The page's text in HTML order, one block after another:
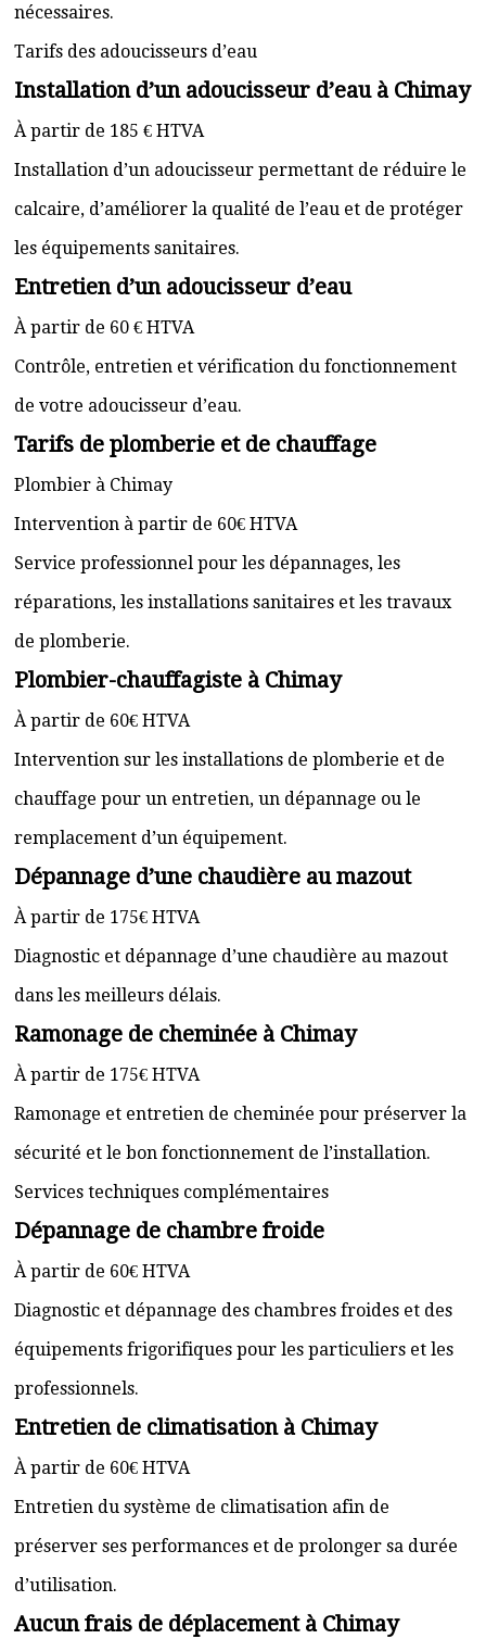
nécessaires.
Tarifs des adoucisseurs d’eau
Installation d’un adoucisseur d’eau à Chimay
À partir de 185 € HTVA
Installation d’un adoucisseur permettant de réduire le
calcaire, d’améliorer la qualité de l’eau et de protéger
les équipements sanitaires.
Entretien d’un adoucisseur d’eau
À partir de 60 € HTVA
Contrôle, entretien et vérification du fonctionnement
de votre adoucisseur d’eau.
Tarifs de plomberie et de chauffage
Plombier à Chimay
Intervention à partir de 60€ HTVA
Service professionnel pour les dépannages, les
réparations, les installations sanitaires et les travaux
de plomberie.
Plombier-chauffagiste à Chimay
À partir de 60€ HTVA
Intervention sur les installations de plomberie et de
chauffage pour un entretien, un dépannage ou le
remplacement d’un équipement.
Dépannage d’une chaudière au mazout
À partir de 175€ HTVA
Diagnostic et dépannage d’une chaudière au mazout
dans les meilleurs délais.
Ramonage de cheminée à Chimay
À partir de 175€ HTVA
Ramonage et entretien de cheminée pour préserver la
sécurité et le bon fonctionnement de l’installation.
Services techniques complémentaires
Dépannage de chambre froide
À partir de 60€ HTVA
Diagnostic et dépannage des chambres froides et des
équipements frigorifiques pour les particuliers et les
professionnels.
Entretien de climatisation à Chimay
À partir de 60€ HTVA
Entretien du système de climatisation afin de
préserver ses performances et de prolonger sa durée
d’utilisation.
Aucun frais de déplacement à Chimay